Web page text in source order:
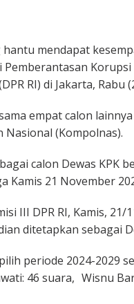
mendapat
Korupsi
RI) di Jakarta, Rabu
empat calon
Nasional (Kompolnas).
calon Dewas KPK
Kamis 21 November
III DPR RI, Kamis, 21/
ditetapkan sebagai
periode 2024-2029
46 suara, Wisnu